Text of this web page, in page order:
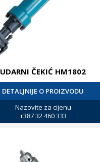
UDARNI ČEKIĆ HM1802
DETALJNIJE O PROIZVODU
Nazovite za cijenu
+387 32 460 333